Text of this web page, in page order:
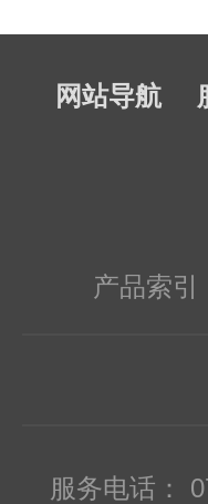
网站导航
产品索引
服务电话：